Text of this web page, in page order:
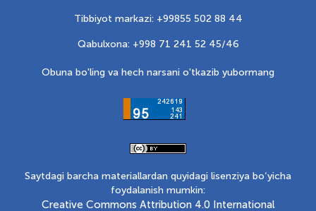
Tibbiyot markazi: +99855 502 88 44
Qabulxona: +998 71 241 52 45/46
Obuna bo'ling va hech narsani o'tkazib yubormang
Saytdagi barcha materiallardan quyidagi lisenziya bo‘yicha
foydalanish mumkin:
Creative Commons Attribution 4.0 International